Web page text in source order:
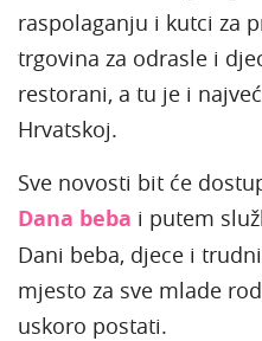
raspolaganju i kutci za
trgovina za odrasle i
restorani, a tu je i
Hrvatskoj.
Sve novosti bit će
Dana beba i putem
Dani beba, djece i
mjesto za sve mlade
uskoro postati.